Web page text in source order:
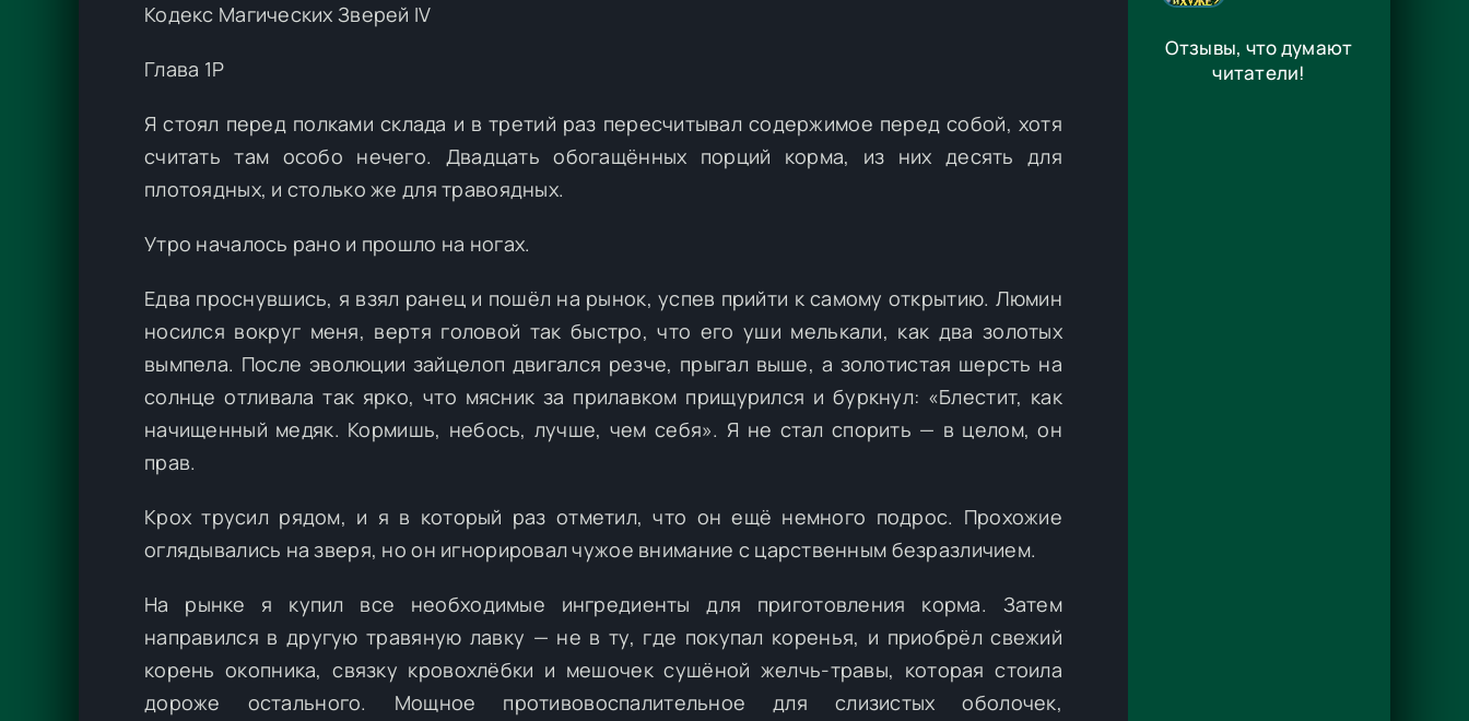
Отзывы, что думают
читатели!
Кодекс Магических Зверей IV
Глава 1Р
Я стоял перед полками склада и в третий раз пересчитывал содержимое перед собой, хотя
считать там особо нечего. Двадцать обогащённых порций корма, из них десять для
плотоядных, и столько же для травоядных.
Утро началось рано и прошло на ногах.
Едва проснувшись, я взял ранец и пошёл на рынок, успев прийти к самому открытию. Люмин
носился вокруг меня, вертя головой так быстро, что его уши мелькали, как два золотых
вымпела. После эволюции зайцелоп двигался резче, прыгал выше, а золотистая шерсть на
солнце отливала так ярко, что мясник за прилавком прищурился и буркнул: «Блестит, как
начищенный медяк. Кормишь, небось, лучше, чем себя». Я не стал спорить — в целом, он
прав.
Крох трусил рядом, и я в который раз отметил, что он ещё немного подрос. Прохожие
оглядывались на зверя, но он игнорировал чужое внимание с царственным безразличием.
На рынке я купил все необходимые ингредиенты для приготовления корма. Затем
направился в другую травяную лавку — не в ту, где покупал коренья, и приобрёл свежий
корень окопника, связку кровохлёбки и мешочек сушёной желчь-травы, которая стоила
дороже остального. Мощное противовоспалительное для слизистых оболочек,